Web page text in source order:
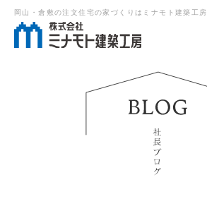
岡山・倉敷の注文住宅の家づくりはミナモト建築工房